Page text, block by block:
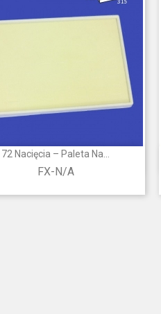
72 Nacięcia – Paleta Na...
FX-N/A
Szybki podgląd